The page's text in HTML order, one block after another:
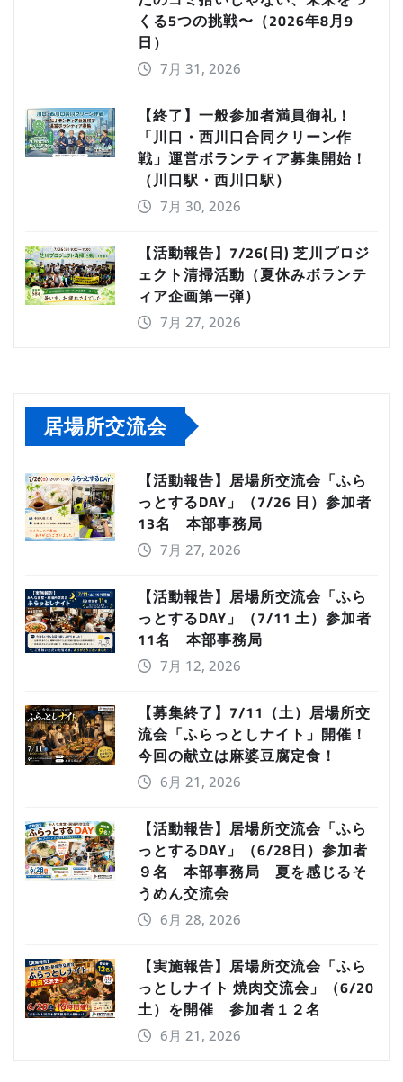
くる5つの挑戦〜（2026年8月9
日）
7月 31, 2026
【終了】一般参加者満員御礼！
「川口・西川口合同クリーン作
戦」運営ボランティア募集開始！
（川口駅・西川口駅）
7月 30, 2026
【活動報告】7/26(日) 芝川プロジ
ェクト清掃活動（夏休みボランテ
ィア企画第一弾）
7月 27, 2026
居場所交流会
【活動報告】居場所交流会「ふら
っとするDAY」（7/26 日）参加者
13名 本部事務局
7月 27, 2026
【活動報告】居場所交流会「ふら
っとするDAY」（7/11 土）参加者
11名 本部事務局
7月 12, 2026
【募集終了】7/11（土）居場所交
流会「ふらっとしナイト」開催！
今回の献立は麻婆豆腐定食！
6月 21, 2026
【活動報告】居場所交流会「ふら
っとするDAY」（6/28日）参加者
９名 本部事務局 夏を感じるそ
うめん交流会
6月 28, 2026
【実施報告】居場所交流会「ふら
っとしナイト 焼肉交流会」（6/20
土）を開催 参加者１２名
6月 21, 2026